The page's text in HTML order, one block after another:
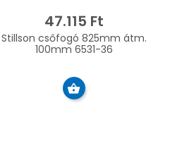
47.115 Ft
Stillson csőfogó 825mm átm.
100mm 6531-36